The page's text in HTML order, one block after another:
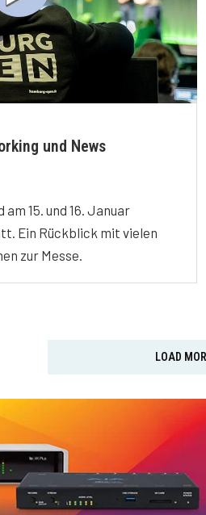
und News
15. und 16. Januar
Ein Rückblick mit vielen
zur Messe.
LOAD